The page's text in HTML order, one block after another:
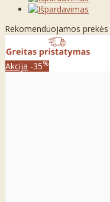
Rekomenduojamos prekės
Akcija -35%